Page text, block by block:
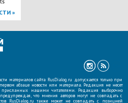
»
материалов сайта RusDialog.ru допускается только при
абзаце новости или материала. Редакция не несет
присланных нашими читателями. Редакция выборочно
что мнения авторов могут не совпадать с
RusDialog.ru также может не совпадать с позицией